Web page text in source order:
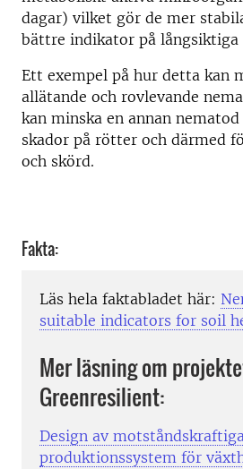
dagar) vilket gör de mer
bättre indikator på långsiktiga
Ett exempel på hur detta kan
allätande och rovlevande
kan minska en annan
skador på rötter och därmed
och skörd.
Fakta:
Läs hela faktabladet här:
suitable indicators for soil
Mer läsning om
Greenresilient:
Design av
produktionssystem för